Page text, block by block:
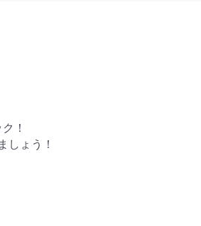
！
しょう！